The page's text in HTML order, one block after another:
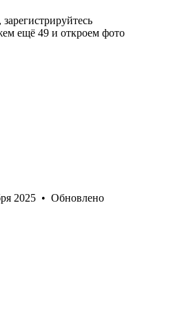
ещё 49 и откроем фото
2025 • Обновлено